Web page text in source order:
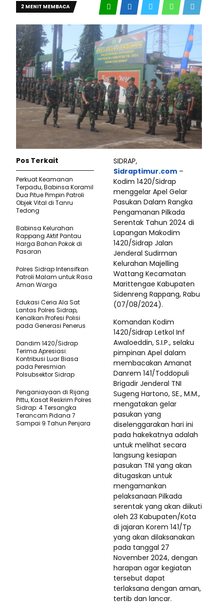
2 MENIT MEMBACA
SIDRAP,
Sidraptimur.com –
Kodim 1420/Sidrap
menggelar Apel Gelar
Pasukan Dalam Rangka
Pengamanan Pilkada
Serentak Tahun 2024 di
Lapangan Makodim
1420/Sidrap Jalan
Jenderal Sudirman
Kelurahan Majelling
Wattang Kecamatan
Marittengae Kabupaten
Sidenreng Rappang, Rabu
(07/08/2024).
Komandan Kodim
1420/Sidrap Letkol Inf
Awaloeddin, S.I.P., selaku
pimpinan Apel dalam
membacakan Amanat
Danrem 141/Toddopuli
Brigadir Jenderal TNI
Sugeng Hartono, SE., M.M.,
mengatakan gelar
pasukan yang
diselenggarakan hari ini
pada hakekatnya adalah
untuk melihat secara
langsung kesiapan
pasukan TNI yang akan
ditugaskan untuk
mengamankan
pelaksanaan Pilkada
serentak yang akan diikuti
oleh 23 Kabupaten/Kota
di jajaran Korem 141/Tp
yang akan dilaksanakan
pada tanggal 27
November 2024, dengan
harapan agar kegiatan
tersebut dapat
terlaksana dengan aman,
tertib dan lancar.
Pos Terkait
Perkuat Keamanan
Terpadu, Babinsa Koramil
Dua Pitue Pimpin Patroli
Objek Vital di Tanru
Tedong
Babinsa Kelurahan
Rappang Aktif Pantau
Harga Bahan Pokok di
Pasaran
Polres Sidrap Intensifkan
Patroli Malam untuk Rasa
Aman Warga
Edukasi Ceria Ala Sat
Lantas Polres Sidrap,
Kenalkan Profesi Polisi
pada Generasi Penerus
Dandim 1420/Sidrap
Terima Apresiasi:
Kontribusi Luar Biasa
pada Peresmian
Polsubsektor Sidrap
Penganiayaan di Rijang
Pittu, Kasat Reskrim Polres
Sidrap: 4 Tersangka
Terancam Pidana 7
Sampai 9 Tahun Penjara